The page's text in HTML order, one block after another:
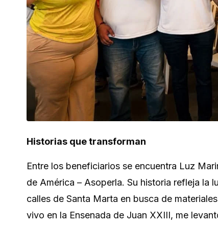
Historias que transforman
Entre los beneficiarios se encuentra Luz
de América – Asoperla. Su historia refleja la
calles de Santa Marta en busca de
vivo en la Ensenada de Juan XXIII, me